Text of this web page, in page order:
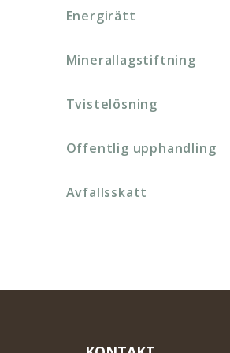
Energirätt
Minerallagstiftning
Tvistelösning
Offentlig upphandling
Avfallsskatt